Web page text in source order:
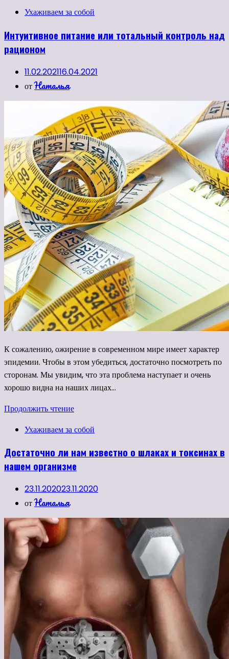
Ухаживаем за собой
Интуитивное питание или тотальный контроль над
рационом
11.02.202116.04.2021
отНаталья
К сожалению, ожирение в современном мире имеет характер
эпидемии. Чтобы в этом убедиться, достаточно посмотреть по
сторонам. Мы увидим, что эта проблема наступает и очень
хорошо видна на наших лицах…
Продолжить чтение
Ухаживаем за собой
Достаточно ли нам известно о шлаках и токсинах в
нашем организме
23.11.202023.11.2020
отНаталья